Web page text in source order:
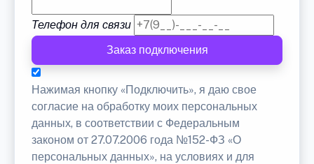
Телефон для связи
Заказ подключения
Нажимая кнопку «Подключить», я даю свое
согласие на обработку моих персональных
данных, в соответствии с Федеральным
законом от 27.07.2006 года №152-ФЗ «О
персональных данных», на условиях и для